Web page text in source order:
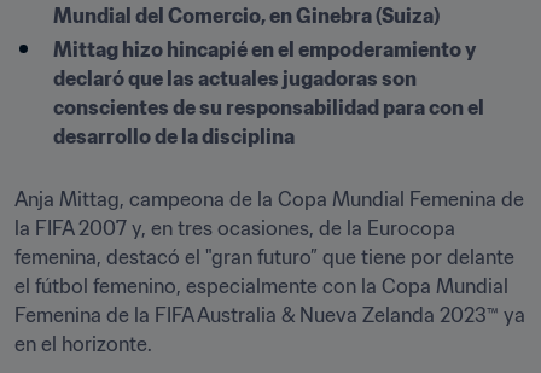
Mundial del Comercio, en Ginebra (Suiza)
Mittag hizo hincapié en el empoderamiento y
declaró que las actuales jugadoras son
conscientes de su responsabilidad para con el
desarrollo de la disciplina
Anja Mittag, campeona de la Copa Mundial Femenina de
la FIFA 2007 y, en tres ocasiones, de la Eurocopa
femenina, destacó el "gran futuro” que tiene por delante
el fútbol femenino, especialmente con la Copa Mundial
Femenina de la FIFA Australia & Nueva Zelanda 2023™ ya
en el horizonte.